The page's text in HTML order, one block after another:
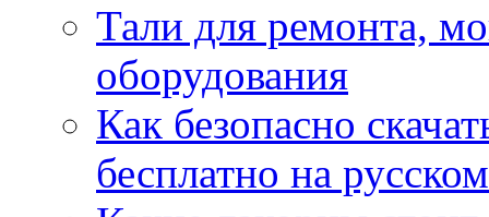
Тали для ремонта,
оборудования
Как безопасно
бесплатно на